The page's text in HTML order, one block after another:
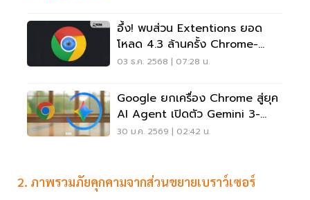
อึ้ง! พบส่วน Extentions ยอด
โหลด 4.3 ล้านครั้ง Chrome-
Edge แอบดูดข้อมูล
03 ธ.ค. 2568 | 07:28 น.
Google ยกเครื่อง Chrome สู่ยุค
AI Agent เปิดตัว Gemini 3-
Auto Browse
30 ม.ค. 2569 | 02:42 น.
2. ภาพรวมภัยคุกคามจากส่วนขยายเบราว์เซอร์